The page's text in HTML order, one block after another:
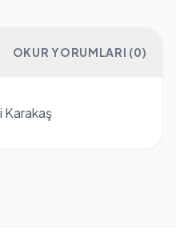
OKUR YORUMLARI (0)
Karakaş